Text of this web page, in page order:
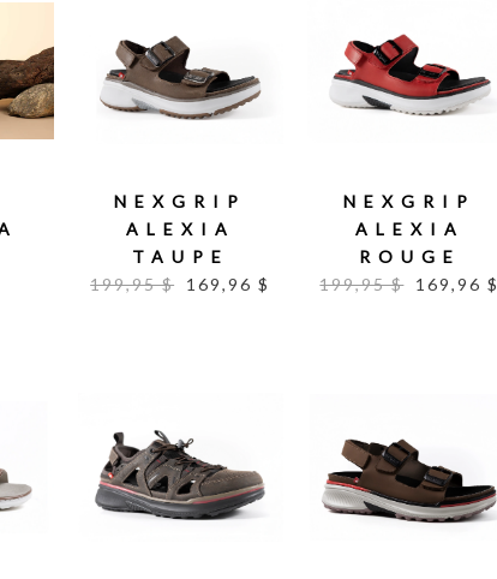
NEXGRIP
ALEXIA
TAUPE
199,95 $
169,96 $
NEXGRIP
ALEXIA
ROUGE
199,95 $
169,96 $